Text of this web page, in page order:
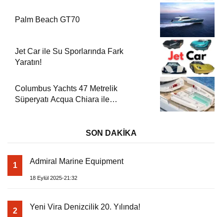
Palm Beach GT70
Jet Car ile Su Sporlarında Fark
Yaratın!
Columbus Yachts 47 Metrelik
Süperyatı Acqua Chiara ile
SON DAKİKA
1 Admiral Marine Equipment
18 Eylül 2025-21:32
2 Yeni Vira Denizcilik 20. Yılında!